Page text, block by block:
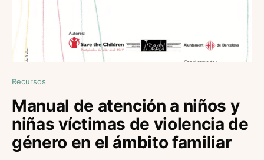
Recursos
Manual de atención a niños y
niñas víctimas de violencia de
género en el ámbito familiar